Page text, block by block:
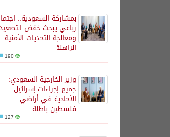
بمشاركة السعودية..
رباعي يبحث خفض التصعيد
ومعالجة التحديات الأمنية
الراهنة
190
وزير الخارجية السعودي:
جميع إجراءات إسرائيل
الأحادية في أراضي
فلسطين باطلة
127